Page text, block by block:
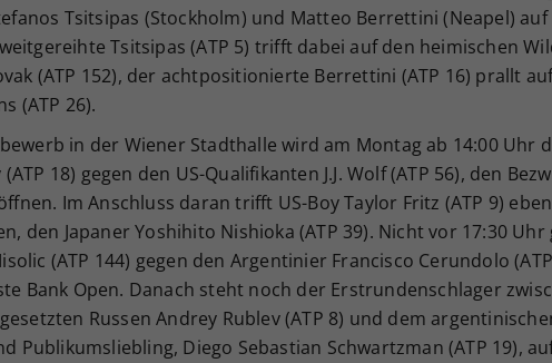
Tsitsipas (Stockholm) und Matteo Berrettini (Neapel) auf
Tsitsipas (ATP 5) trifft dabei auf den heimischen
(ATP 152), der achtpositionierte Berrettini (ATP 16) prallt
(ATP 26).
in der Wiener Stadthalle wird am Montag ab 14:00 Uhr
18) gegen den US-Qualifikanten J.J. Wolf (ATP 56), den
Im Anschluss daran trifft US-Boy Taylor Fritz (ATP 9)
den Japaner Yoshihito Nishioka (ATP 39). Nicht vor 17:30
(ATP 144) gegen den Argentinier Francisco Cerundolo
Bank Open. Danach steht noch der Erstrundenschlager
Russen Andrey Rublev (ATP 8) und dem
Publikumsliebling, Diego Sebastian Schwartzman (ATP 19),